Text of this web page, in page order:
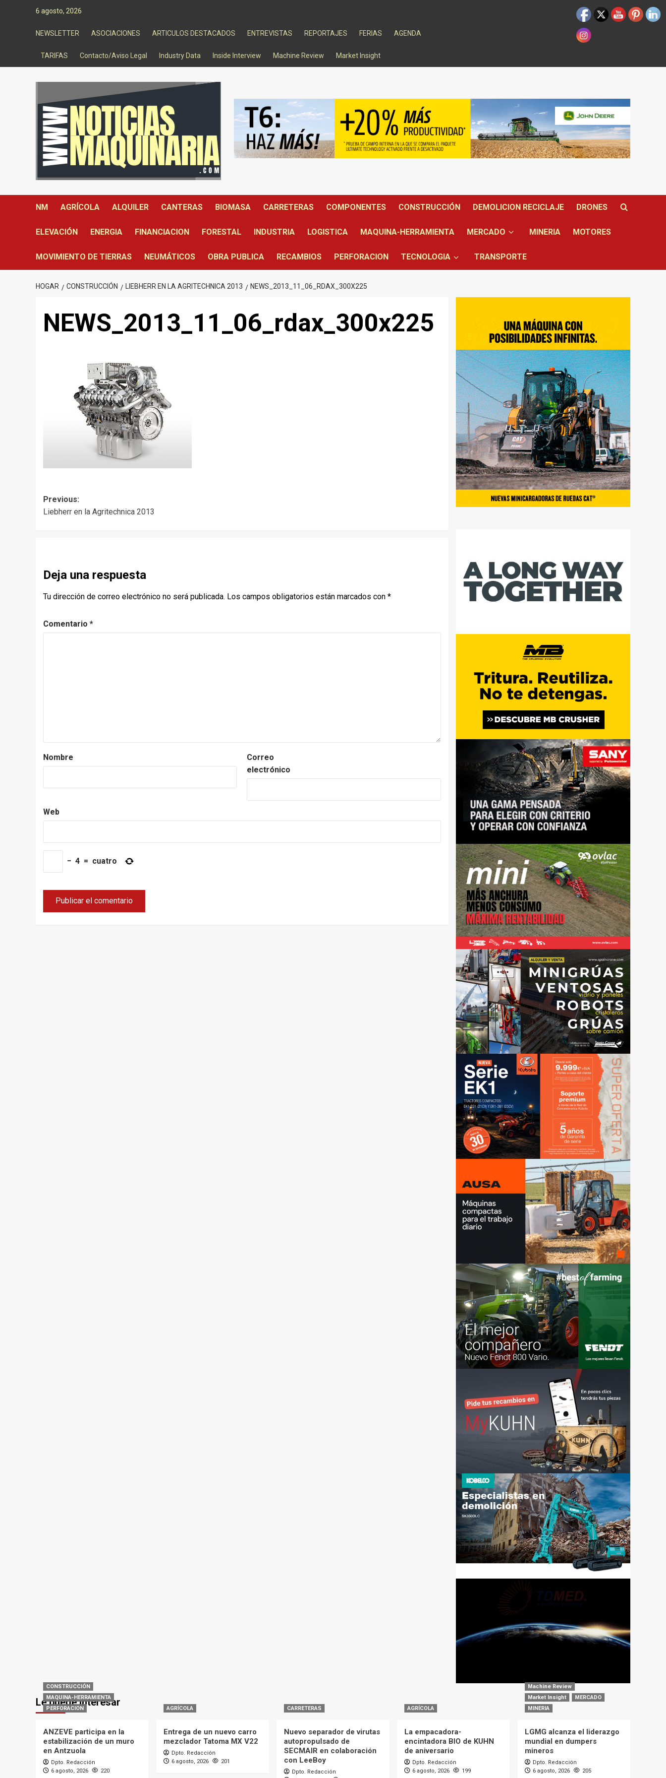
6 agosto, 2026
NEWSLETTER ASOCIACIONES ARTICULOS DESTACADOS ENTREVISTAS REPORTAJES FERIAS AGENDA
TARIFAS Contacto/Aviso Legal Industry Data Inside Interview Machine Review Market Insight
NM AGRÍCOLA ALQUILER CANTERAS BIOMASA CARRETERAS COMPONENTES CONSTRUCCIÓN DEMOLICION RECICLAJE DRONES
ELEVACIÓN ENERGIA FINANCIACION FORESTAL INDUSTRIA LOGISTICA MAQUINA-HERRAMIENTA MERCADO MINERIA MOTORES
MOVIMIENTO DE TIERRAS NEUMÁTICOS OBRA PUBLICA RECAMBIOS PERFORACION TECNOLOGIA TRANSPORTE
HOGAR CONSTRUCCIÓN LIEBHERR EN LA AGRITECHNICA 2013 NEWS_2013_11_06_RDAX_300X225
NEWS_2013_11_06_rdax_300x225
Post
navigation
Previous:
Liebherr en la Agritechnica 2013
Deja una respuesta
Tu dirección de correo electrónico no será publicada. Los campos obligatorios están marcados con *
Comentario *
Nombre
Correo
electrónico
Web
− 4 = cuatro
Le puede interesar
CONSTRUCCIÓN
MAQUINA-HERRAMIENTA
PERFORACION
ANZEVE participa en la
estabilización de un muro
en Antzuola
Dpto. Redacción
6 agosto, 2026
220
AGRÍCOLA
Entrega de un nuevo carro
mezclador Tatoma MX V22
Dpto. Redacción
6 agosto, 2026
201
CARRETERAS
Nuevo separador de virutas
autopropulsado de
SECMAIR en colaboración
con LeeBoy
Dpto. Redacción
AGRÍCOLA
La empacadora-
encintadora BIO de KUHN
de aniversario
Dpto. Redacción
6 agosto, 2026
199
Machine Review
Market Insight
MERCADO
MINERIA
LGMG alcanza el liderazgo
mundial en dumpers
mineros
Dpto. Redacción
6 agosto, 2026
205